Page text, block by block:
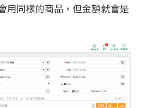
用同樣的商品，但金額就會是